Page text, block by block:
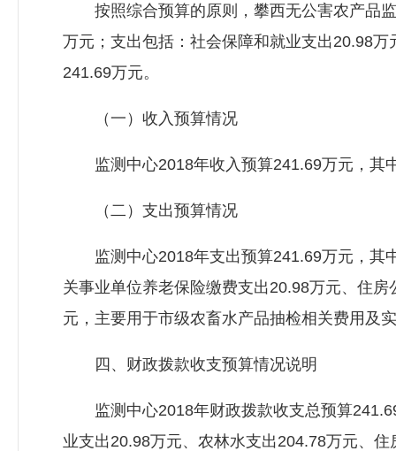
按照综合预算的原则，攀西无公害农产品监
万元；支出包括：社会保障和就业支出20.98
241.69万元。
（一）收入预算情况
监测中心2018年收入预算241.69万元，其
（二）支出预算情况
监测中心2018年支出预算241.69万元，其
关事业单位养老保险缴费支出20.98万元、住
元，主要用于市级农畜水产品抽检相关费用及
四、财政拨款收支预算情况说明
监测中心2018年财政拨款收支总预算
业支出20.98万元、农林水支出204.78万元、